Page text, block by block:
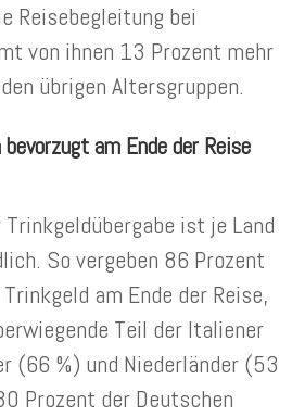
Reisebegleitung bei
von ihnen 13 Prozent mehr
übrigen Altersgruppen.
am Ende der Reise
ist je Land
So vergeben 86 Prozent
am Ende der Reise,
Teil der Italiener
(66 %) und Niederländer (53
Prozent der Deutschen